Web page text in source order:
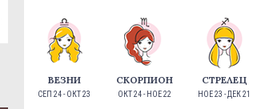
ВЕЗНИ
СЕП 24 - ОКТ 23
СКОРПИОН
ОКТ 24 - НОЕ 22
СТРЕЛЕЦ
НОЕ 23 - ДЕК 21